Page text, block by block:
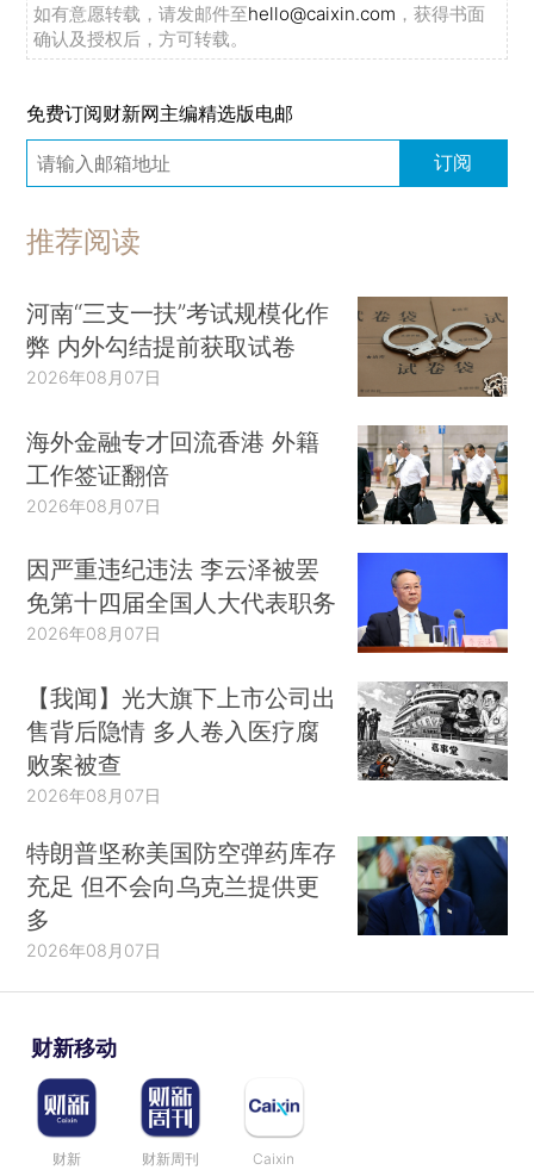
如有意愿转载，请发邮件至hello@caixin.com ，获得书面
确认及授权后，方可转载。
免费订阅财新网主编精选版电邮
订阅
推荐阅读
河南“三支一扶”考试规模化作
弊 内外勾结提前获取试卷
2026年08月07日
海外金融专才回流香港 外籍
工作签证翻倍
2026年08月07日
因严重违纪违法 李云泽被罢
免第十四届全国人大代表职务
2026年08月07日
【我闻】光大旗下上市公司出
售背后隐情 多人卷入医疗腐
败案被查
2026年08月07日
特朗普坚称美国防空弹药库存
充足 但不会向乌克兰提供更
多
2026年08月07日
财新移动
财新 财新周刊 Caixin